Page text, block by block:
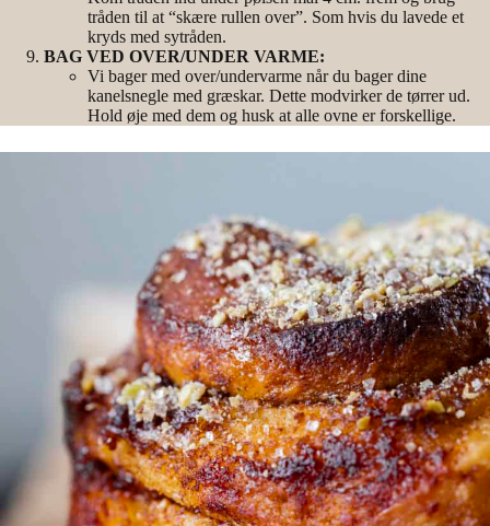
tråden til at “skære rullen over”. Som hvis du lavede et
kryds med sytråden.
BAG VED OVER/UNDER VARME:
Vi bager med over/undervarme når du bager dine
kanelsnegle med græskar. Dette modvirker de tørrer ud.
Hold øje med dem og husk at alle ovne er forskellige.